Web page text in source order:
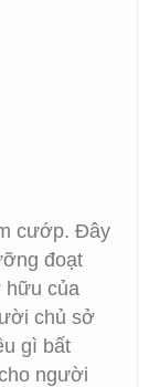
cướp. Đây
đoạt
hữu của
chủ sở
gì bất
người